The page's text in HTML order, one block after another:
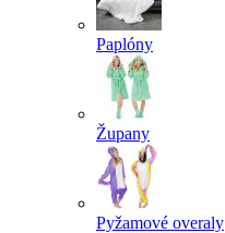
Paplóny
Župany
Pyžamové overaly